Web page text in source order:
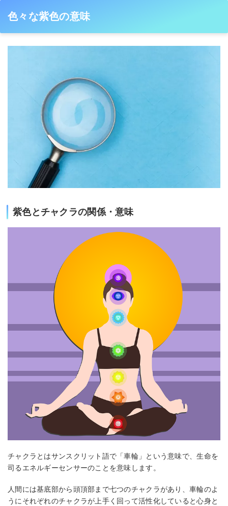
色々な紫色の意味
紫色とチャクラの関係・意味
チャクラとはサンスクリット語で「車輪」という意味で、生命を
司るエネルギーセンサーのことを意味します。
人間には基底部から頭頂部まで七つのチャクラがあり、車輪のよ
うにそれぞれのチャクラが上手く回って活性化していると心身と